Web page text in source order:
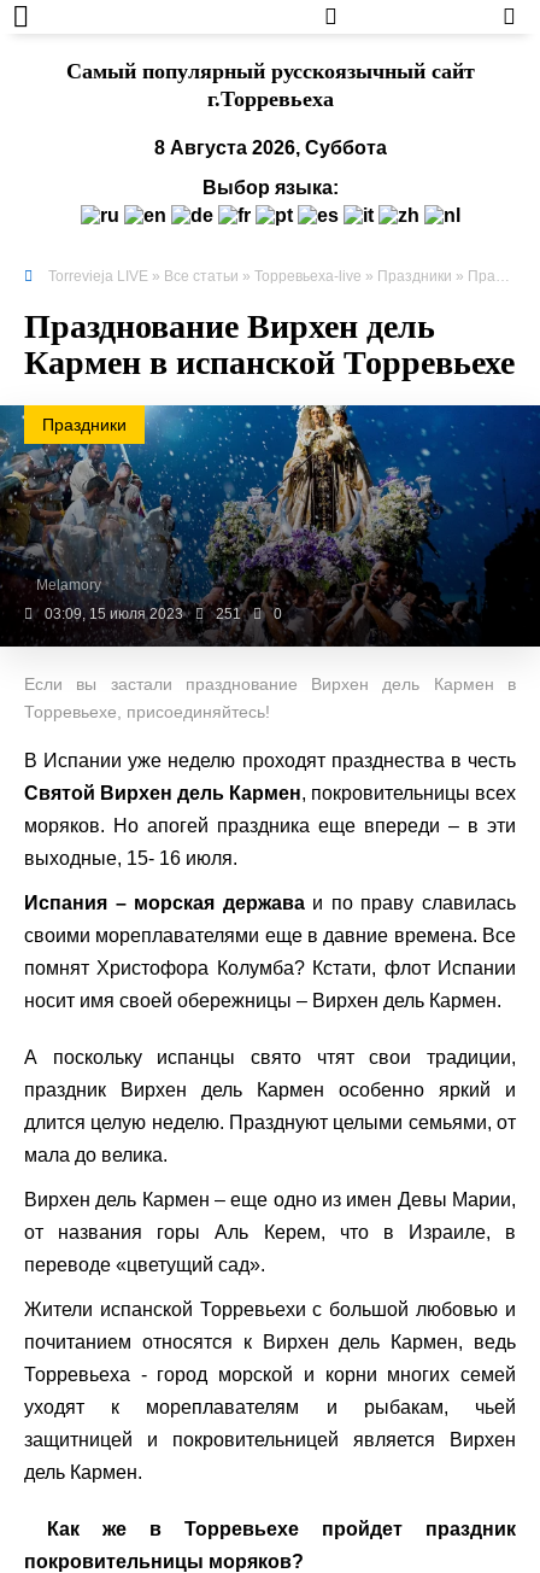
Cамый популярный русскоязычный сайт
г.Торревьеха
8 Августа 2026, Суббота
Выбор языка:
Torrevieja LIVE » Все статьи » Торревьеха-live » Праздники » Празднование Вирхен дель Кармен в испанской Торревьехе
Празднование Вирхен дель
Кармен в испанской Торревьехе
Праздники
Melamory
03:09, 15 июля 2023
251 0
Если вы застали празднование Вирхен дель Кармен в
Торревьехе, присоединяйтесь!
В Испании уже неделю проходят празднества в честь
Святой Вирхен дель Кармен, покровительницы всех
моряков. Но апогей праздника еще впереди – в эти
выходные, 15- 16 июля.
Испания – морская державаи по праву славилась
своими мореплавателями еще в давние времена. Все
помнят Христофора Колумба? Кстати, флот Испании
носит имя своей обережницы – Вирхен дель Кармен.
А поскольку испанцы свято чтят свои традиции,
праздник Вирхен дель Кармен особенно яркий и
длится целую неделю. Празднуют целыми семьями, от
мала до велика.
Вирхен дель Кармен – еще одно из имен Девы Марии,
от названия горы Аль Керем, что в Израиле, в
переводе «цветущий сад».
Жители испанской Торревьехи с большой любовью и
почитанием относятся к Вирхен дель Кармен, ведь
Торревьеха - город морской и корни многих семей
уходят к мореплавателям и рыбакам, чьей
защитницей и покровительницей является Вирхен
дель Кармен.
Как же в Торревьехе пройдет праздник
покровительницы моряков?